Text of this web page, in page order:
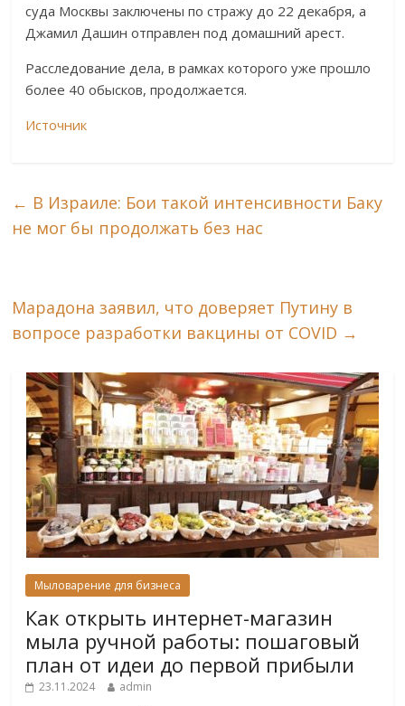
суда Москвы заключены по стражу до 22 декабря, а
Джамил Дашин отправлен под домашний арест.
Расследование дела, в рамках которого уже прошло
более 40 обысков, продолжается.
Источник
← В Израиле: Бои такой интенсивности Баку
не мог бы продолжать без нас
Марадона заявил, что доверяет Путину в
вопросе разработки вакцины от COVID →
Мыловарение для бизнеса
Как открыть интернет-магазин
мыла ручной работы: пошаговый
план от идеи до первой прибыли
23.11.2024 admin